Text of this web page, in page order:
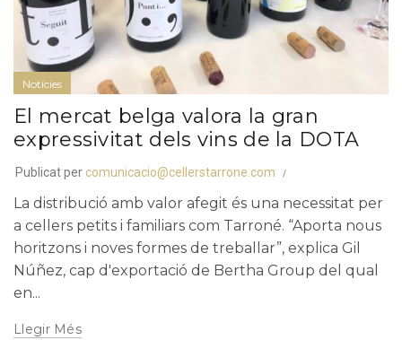
Notícies
El mercat belga valora la gran
expressivitat dels vins de la DOTA
Publicat per comunicacio@cellerstarrone.com
La distribució amb valor afegit és una necessitat per
a cellers petits i familiars com Tarroné. “Aporta nous
horitzons i noves formes de treballar”, explica Gil
Núñez, cap d'exportació de Bertha Group del qual
en...
Llegir Més